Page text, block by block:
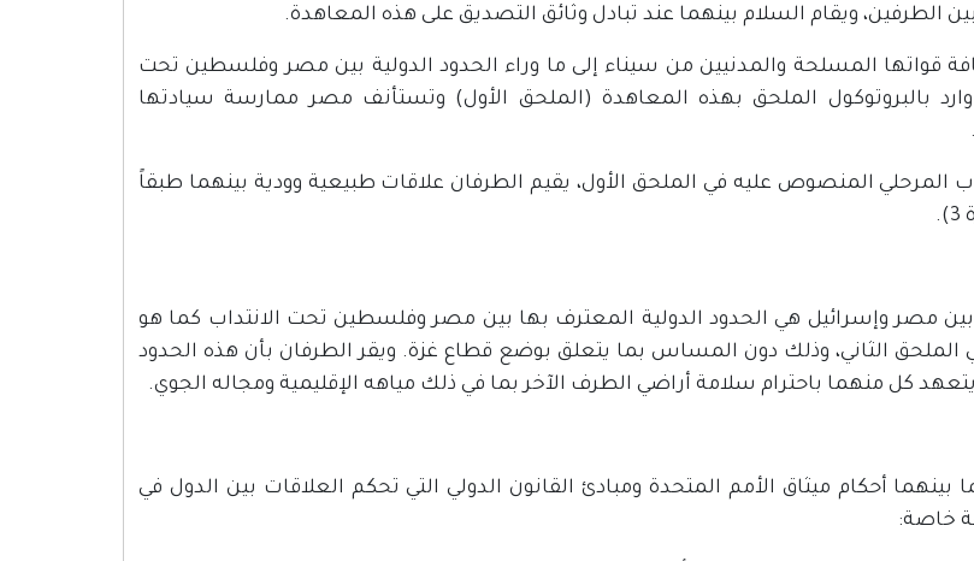
الطرفين، ويقام السلام بينهما عند تبادل وثائق التصديق على هذه المعاهدة.
قواتها المسلحة والمدنيين من سيناء إلى ما وراء الحدود الدولية بين مصر وفلسطين تحت
وارد بالبروتوكول الملحق بهذه المعاهدة (الملحق الأول) وتستأنف مصر ممارسة سيادتها
المرحلي المنصوص عليه في الملحق الأول، يقيم الطرفان علاقات طبيعية وودية بينهما طبقاً
بين مصر وإسرائيل هي الحدود الدولية المعترف بها بين مصر وفلسطين تحت الانتداب كما هو
الملحق الثاني، وذلك دون المساس بما يتعلق بوضع قطاع غزة. ويقر الطرفان بأن هذه الحدود
كل منهما باحترام سلامة أراضي الطرف الآخر بما في ذلك مياهه الإقليمية ومجاله الجوي.
بينهما أحكام ميثاق الأمم المتحدة ومبادئ القانون الدولي التي تحكم العلاقات بين الدول في
خاصة: